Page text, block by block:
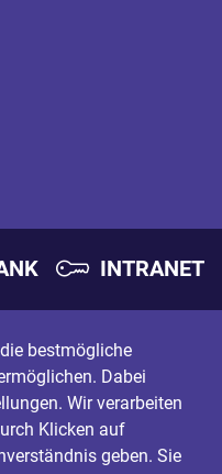
INTRANET
bestmögliche
Dabei
Wir verarbeiten
Klicken auf
geben. Sie